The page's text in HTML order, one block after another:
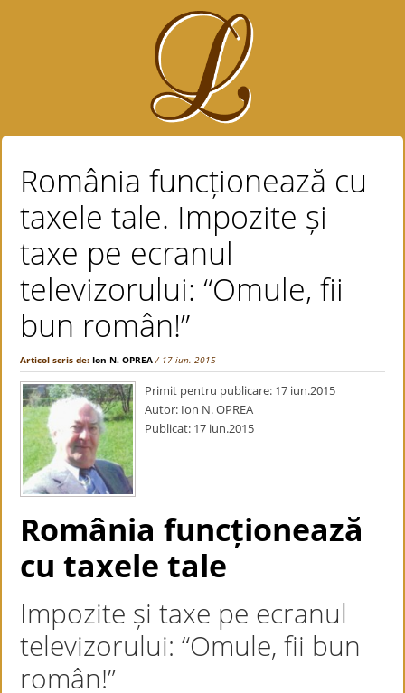
România funcționează cu
taxele tale. Impozite și
taxe pe ecranul
televizorului: “Omule, fii
bun român!”
Articol scris de:Ion N. OPREA / 17 iun. 2015
Primit pentru publicare: 17 iun.2015
Autor: Ion N. OPREA
Publicat: 17 iun.2015
România funcționează
cu taxele tale
Impozite și taxe pe ecranul
televizorului: “Omule, fii bun
român!”